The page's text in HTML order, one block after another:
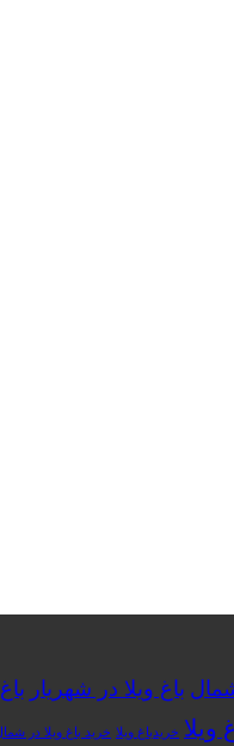
باغ ویلا در شهریار
ویلا خریدباغ ویلا خرید باغ ویلا در